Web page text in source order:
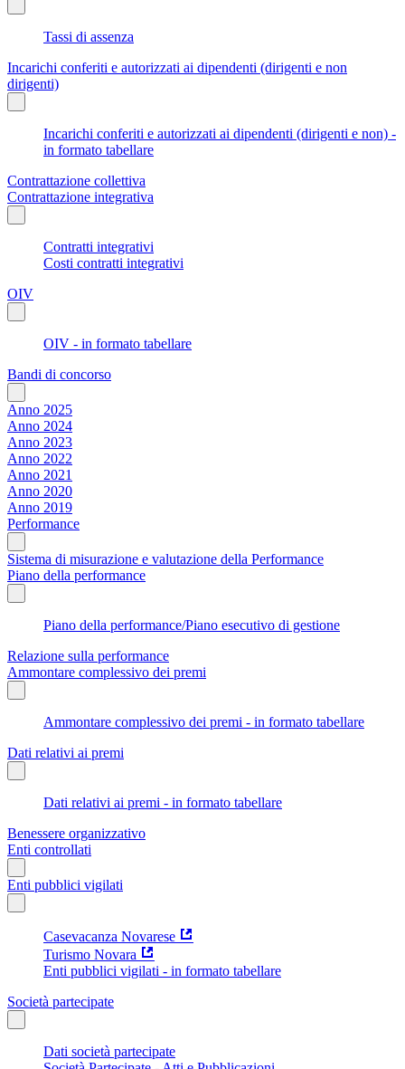
Tassi di assenza
Incarichi conferiti e autorizzati ai dipendenti (dirigenti e non
dirigenti)
Incarichi conferiti e autorizzati ai dipendenti (dirigenti e non) -
in formato tabellare
Contrattazione collettiva
Contrattazione integrativa
Contratti integrativi
Costi contratti integrativi
OIV
OIV - in formato tabellare
Bandi di concorso
Anno 2025
Anno 2024
Anno 2023
Anno 2022
Anno 2021
Anno 2020
Anno 2019
Performance
Sistema di misurazione e valutazione della Performance
Piano della performance
Piano della performance/Piano esecutivo di gestione
Relazione sulla performance
Ammontare complessivo dei premi
Ammontare complessivo dei premi - in formato tabellare
Dati relativi ai premi
Dati relativi ai premi - in formato tabellare
Benessere organizzativo
Enti controllati
Enti pubblici vigilati
Casevacanza Novarese
Turismo Novara
Enti pubblici vigilati - in formato tabellare
Società partecipate
Dati società partecipate